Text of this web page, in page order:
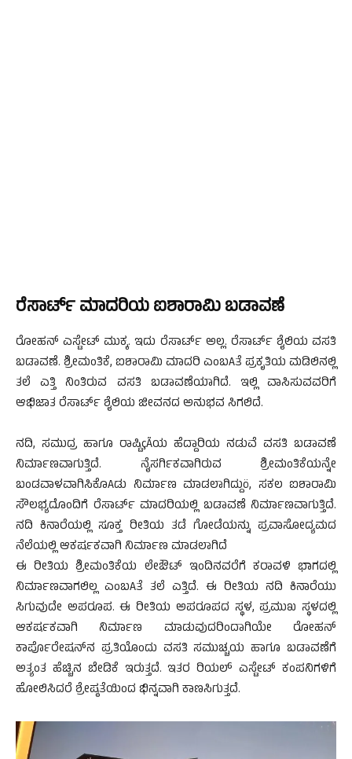
ರೆಸಾರ್ಟ್ ಮಾದರಿಯ ಐಶಾರಾಮಿ ಬಡಾವಣೆ
ರೋಹನ್ ಎಸ್ಟೇಟ್ ಮುಕ್ಕ. ಇದು ರೆಸಾರ್ಟ್ ಅಲ್ಲ. ರೆಸಾರ್ಟ್ ಶೈಲಿಯ ವಸತಿ
ಬಡಾವಣೆ. ಶ್ರೀಮಂತಿಕೆ, ಐಶಾರಾಮಿ ಮಾದರಿ ಎಂಬAತೆ ಪ್ರಕೃತಿಯ ಮಡಿಲಿನಲ್ಲಿ
ತಲೆ ಎತ್ತಿ ನಿಂತಿರುವ ವಸತಿ ಬಡಾವಣೆಯಾಗಿದೆ. ಇಲ್ಲಿ ವಾಸಿಸುವವರಿಗೆ
ಆಭಿಜಾತ ರೆಸಾರ್ಟ್ ಶೈಲಿಯ ಜೀವನದ ಅನುಭವ ಸಿಗಲಿದೆ.
ನದಿ, ಸಮುದ್ರ ಹಾಗೂ ರಾಷ್ಟಿçÃಯ ಹೆದ್ದಾರಿಯ ನಡುವೆ ವಸತಿ ಬಡಾವಣೆ
ನಿರ್ಮಾಣವಾಗುತ್ತಿದೆ. ನೈಸರ್ಗಿಕವಾಗಿರುವ ಶ್ರೀಮಂತಿಕೆಯನ್ನೇ
ಬಂಡವಾಳವಾಗಿಸಿಕೊAಡು ನಿರ್ಮಾಣ ಮಾಡಲಾಗಿದ್ದುö, ಸಕಲ ಐಶಾರಾಮಿ
ಸೌಲಭ್ಯದೊಂದಿಗೆ ರೆಸಾರ್ಟ್ ಮಾದರಿಯಲ್ಲಿ ಬಡಾವಣೆ ನಿರ್ಮಾಣವಾಗುತ್ತಿದೆ.
ನದಿ ಕಿನಾರೆಯಲ್ಲಿ ಸೂಕ್ತ ರೀತಿಯ ತಡೆ ಗೋಡೆಯನ್ನು ಪ್ರವಾಸೋದ್ಯಮದ
ನೆಲೆಯಲ್ಲಿ ಆಕರ್ಷಕವಾಗಿ ನಿರ್ಮಾಣ ಮಾಡಲಾಗಿದೆ
ಈ ರೀತಿಯ ಶ್ರೀಮಂತಿಕೆಯ ಲೇಔಟ್ ಇಂದಿನವರೆಗೆ ಕರಾವಳಿ ಭಾಗದಲ್ಲಿ
ನಿರ್ಮಾಣವಾಗಲಿಲ್ಲ ಎಂಬAತೆ ತಲೆ ಎತ್ತಿದೆ. ಈ ರೀತಿಯ ನದಿ ಕಿನಾರೆಯು
ಸಿಗುವುದೇ ಅಪರೂಪ. ಈ ರೀತಿಯ ಅಪರೂಪದ ಸ್ಥಳ, ಪ್ರಮುಖ ಸ್ಥಳದಲ್ಲಿ
ಆಕರ್ಷಕವಾಗಿ ನಿರ್ಮಾಣ ಮಾಡುವುದರಿಂದಾಗಿಯೇ ರೋಹನ್
ಕಾರ್ಪೊರೇಷನ್‌ನ ಪ್ರತಿಯೊಂದು ವಸತಿ ಸಮುಚ್ಚಯ ಹಾಗೂ ಬಡಾವಣೆಗೆ
ಅತ್ಯಂತ ಹೆಚ್ಚಿನ ಬೇಡಿಕೆ ಇರುತ್ತದೆ. ಇತರ ರಿಯಲ್ ಎಸ್ಟೇಟ್ ಕಂಪನಿಗಳಿಗೆ
ಹೋಲಿಸಿದರೆ ಶ್ರೇಷ್ಠತೆಯಿಂದ ಭಿನ್ನವಾಗಿ ಕಾಣಸಿಗುತ್ತದೆ.